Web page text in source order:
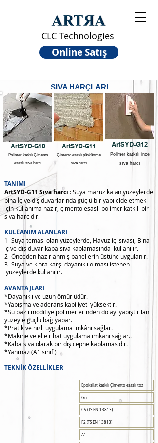
CLC Technologies
Online Satış
SIVA HARÇLARI
ArtSYD-G10
Polimer katkılı Çimento
esaslı sıva harcı
ArtSYD-G11
Çimento esaslı püskürtme
sıva harcı
ArtSYD-G12
Polimer katkılı ince
sıva harcı
TANIMI
ArtSYD-G11 Sıva harcı : Suya maruz kalan yüzeylerde
bina İç ve dış duvarlarında güçlü bir yapı elde etmek
için kullanıma hazır, çimento esaslı polimer katkılı bir
sıva harcıdır.
KULLANIM ALANLARI
1- Suya teması olan yüzeylerde, Havuz içi sıvası, Bina
iç ve dış duvar kaba sıva kaplamasında kullanılır.
2- Önceden hazırlanmış panellerin üstüne uygulanır.
3- Suya ve klora karşı dayanıklı olması istenen
yüzeylerde kullanılır.
AVANTAJLARI
*Dayanıklı ve uzun ömürlüdür.
*Yapışma ve aderans kabiliyeti yüksektir.
*Su bazlı modifiye polimerlerinden dolayı yapıştırılan
yüzeyle güçlü bağ yapar.
*Pratik ve hızlı uygulama imkânı sağlar.
*Makine ve elle rıhat uygulama imkanı sağlar..
*Kaba sıva olarak bir dış cephe kaplamasıdır.
*Yanmaz (A1 sınıfı)
TEKNİK ÖZELLİKLER
Epoksilat katkılı Çimento esaslı toz
Gri
C5 (TS EN 13813)
F2 (TS EN 13813)
A1